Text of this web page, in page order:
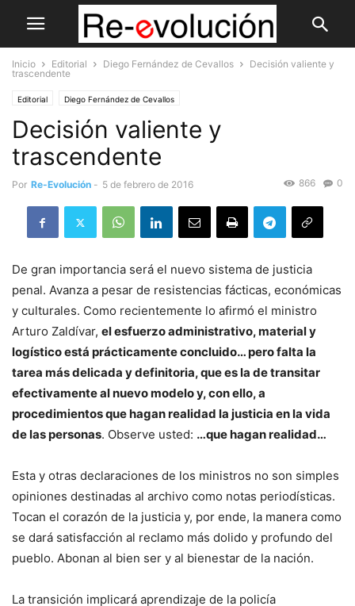
Inicio Editorial Diego Fernández de Cevallos
Decisión valiente y
trascendente
Editorial Diego Fernández de Cevallos
Decisión valiente y
trascendente
Por Re-Evolución - 5 de febrero de 2016 0
866
De gran importancia será el nuevo sistema de justicia
penal. Avanza a pesar de resistencias fácticas, económicas
y culturales. Como recientemente lo afirmó el ministro
Arturo Zaldívar, el esfuerzo administrativo, material y
logístico está prácticamente concluido… pero falta la
tarea más delicada y definitoria, que es la de transitar
efectivamente al nuevo modelo y, con ello, a
procedimientos que hagan realidad la justicia en la vida
de las personas. Observe usted: …que hagan realidad…
Esta y otras declaraciones de los ministros no son simples
opiniones destinadas al archivo como notas periodísticas.
Tocan el corazón de la justicia y, por ende, la manera como
se dará satisfacción al reclamo más dolido y profundo del
pueblo. Abonan al bien ser y al bienestar de la nación.
La transición implicará aprendizaje de la policía